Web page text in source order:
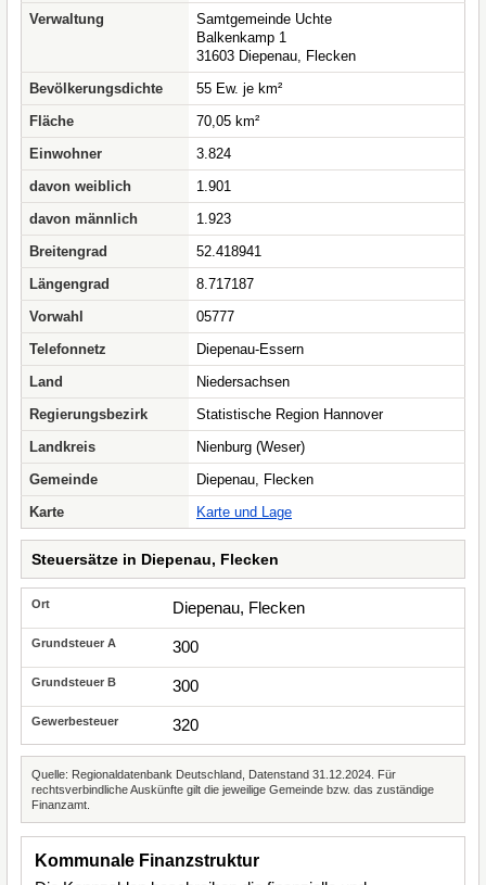
Verwaltung
Samtgemeinde Uchte
Balkenkamp 1
31603 Diepenau, Flecken
Bevölkerungsdichte
55 Ew. je km²
Fläche
70,05 km²
Einwohner
3.824
davon weiblich
1.901
davon männlich
1.923
Breitengrad
52.418941
Längengrad
8.717187
Vorwahl
05777
Telefonnetz
Diepenau-Essern
Land
Niedersachsen
Regierungsbezirk
Statistische Region Hannover
Landkreis
Nienburg (Weser)
Gemeinde
Diepenau, Flecken
Karte
Karte und Lage
Steuersätze in Diepenau, Flecken
Diepenau, Flecken
300
300
320
Quelle: Regionaldatenbank Deutschland, Datenstand 31.12.2024. Für
rechtsverbindliche Auskünfte gilt die jeweilige Gemeinde bzw. das zuständige
Finanzamt.
Kommunale Finanzstruktur